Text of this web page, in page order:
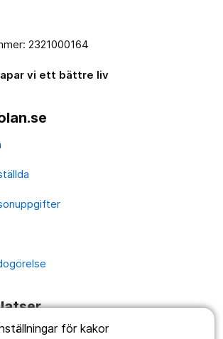
för kakor
2321000164
vi ett bättre liv